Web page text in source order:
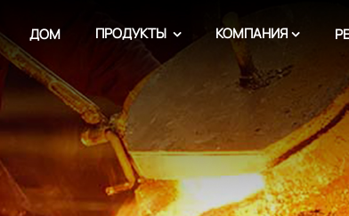
ДОМ ПРОДУКТЫ КОМПАНИЯ